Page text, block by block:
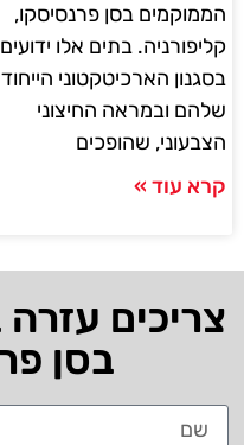
הממוקמים בסן פרנסיסקו,
קליפורניה. בתים אלו ידועים
בסגנון הארכיטקטוני
שלהם ובמראה החיצוני
הצבעוני, שהופכים
קרא עוד »
צריכים
בסן